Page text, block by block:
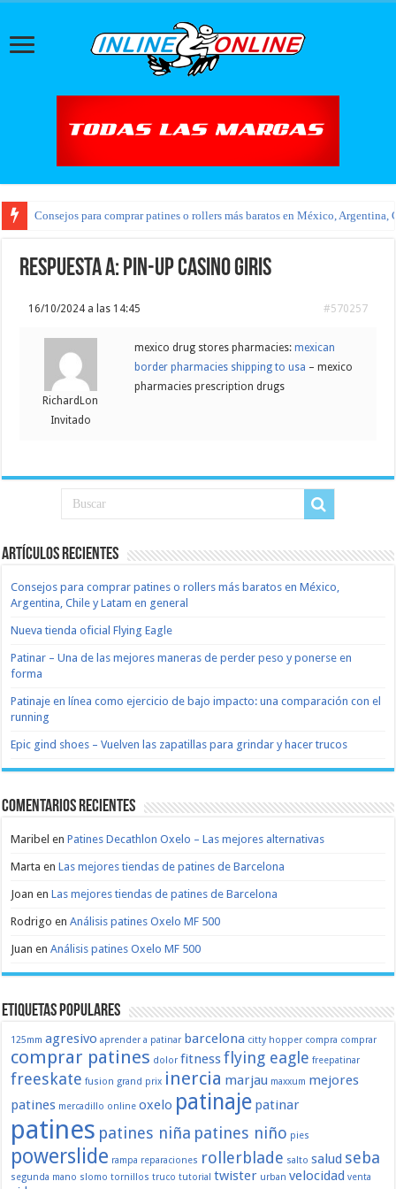
Consejos para comprar patines o rollers más baratos en México, Argentina,
Respuesta a: pin-up casino giris
16/10/2024 a las 14:45 #570257
RichardLon
Invitado
mexico drug stores pharmacies:mexican
border pharmacies shipping to usa – mexico
pharmacies prescription drugs
Artículos recientes
Consejos para comprar patines o rollers más baratos en México,
Argentina, Chile y Latam en general
Nueva tienda oficial Flying Eagle
Patinar – Una de las mejores maneras de perder peso y ponerse en
forma
Patinaje en línea como ejercicio de bajo impacto: una comparación con el
running
Epic gind shoes – Vuelven las zapatillas para grindar y hacer trucos
Comentarios recientes
Maribel enPatines Decathlon Oxelo – Las mejores alternativas
Marta enLas mejores tiendas de patines de Barcelona
Joan enLas mejores tiendas de patines de Barcelona
Rodrigo enAnálisis patines Oxelo MF 500
Juan enAnálisis patines Oxelo MF 500
Etiquetas populares
125mm agresivo aprender a patinar barcelona citty hopper compra comprar
comprar patines dolor fitnessflying eagle freepatinar
freeskate fusion grand prix inercia marjau maxxum mejores
patines mercadillo online oxelo patinaje patinar
patines patines niña patines niño pies
powerslide rampa reparaciones rollerblade salto salud seba
segunda mano slomo tornillos truco tutorial twister urban velocidad venta